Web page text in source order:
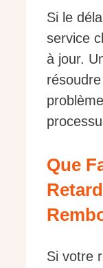
Si le
service
à jour.
Que
Si votre